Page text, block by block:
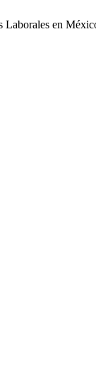
Laborales en